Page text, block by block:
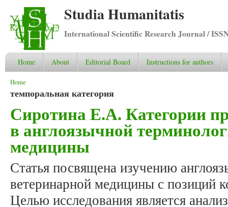
Studia Humanitatis
International Scientific Research Journal /
Home About Editorial Board Instructions for authors
You are here
Home
темпоральная категория
Сиротина Е.А. Категории
в англоязычной
медицины
Статья посвящена изучению
ветеринарной медицины с позиций
Целью исследования является